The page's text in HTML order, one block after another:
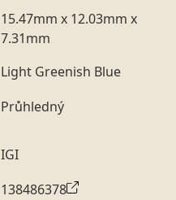
15.47mm x 12.03mm x
7.31mm
Light Greenish Blue
Průhledný
IGI
138486378